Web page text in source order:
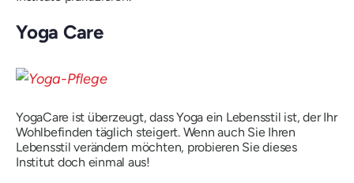
Yoga Care
YogaCare ist überzeugt, dass Yoga ein Lebensstil ist, der Ihr
Wohlbefinden täglich steigert. Wenn auch Sie Ihren
Lebensstil verändern möchten, probieren Sie dieses
Institut doch einmal aus!